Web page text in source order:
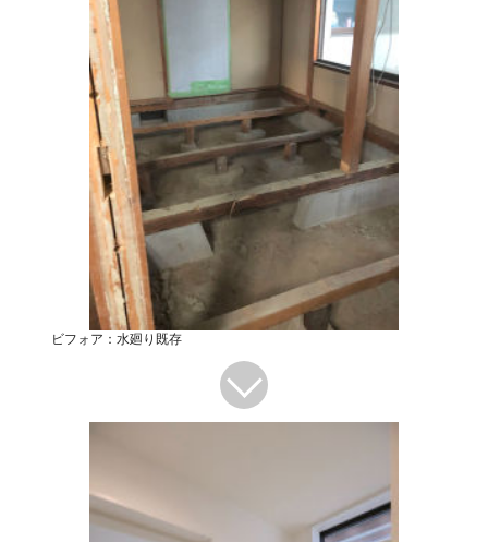
ビフォア：水廻り既存